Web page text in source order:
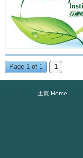
Page 1 of 1 1
主頁 Home